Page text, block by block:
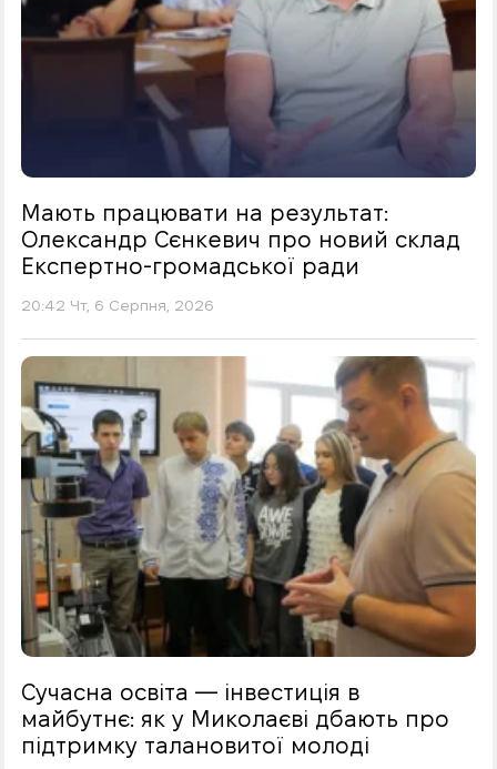
Мають працювати на результат:
Олександр Сєнкевич про новий склад
Експертно-громадської ради
20:42 Чт, 6 Серпня, 2026
Сучасна освіта — інвестиція в
майбутнє: як у Миколаєві дбають про
підтримку талановитої молоді